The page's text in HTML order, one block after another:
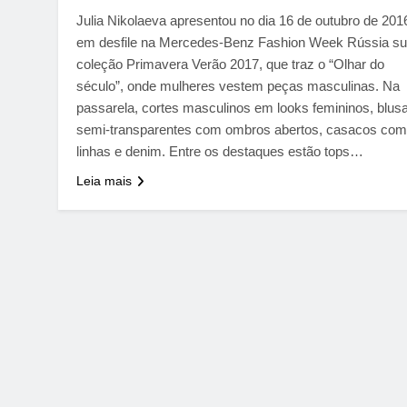
Julia Nikolaeva apresentou no dia 16 de outubro de
em desfile na Mercedes-Benz Fashion Week Rússia
coleção Primavera Verão 2017, que traz o “Olhar do
século”, onde mulheres vestem peças masculinas. Na
passarela, cortes masculinos em looks femininos,
semi-transparentes com ombros abertos, casacos com
linhas e denim. Entre os destaques estão tops…
Leia mais